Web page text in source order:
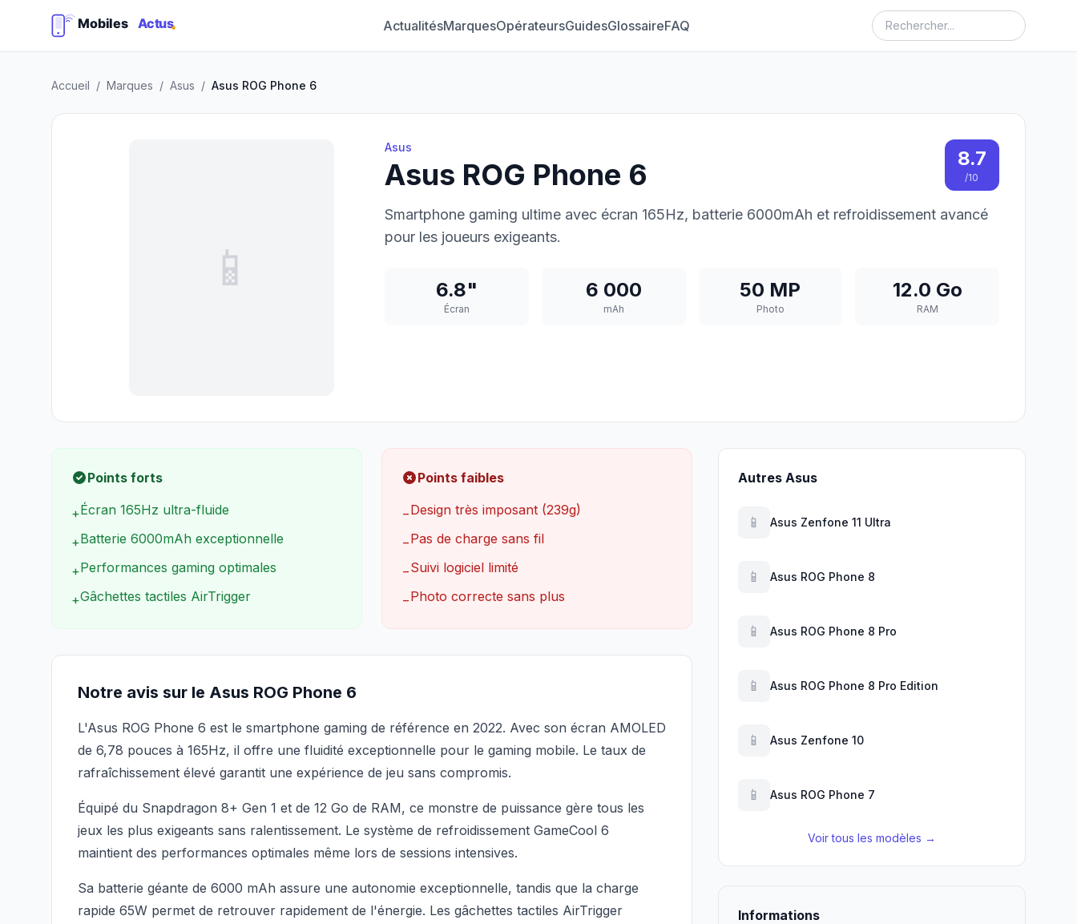
ActualitésMarquesOpérateursGuidesGlossaireFAQ
Accueil / Marques / Asus / Asus ROG Phone 6
📱
Asus
Asus ROG Phone 6 8.7
/10
Smartphone gaming ultime avec écran 165Hz, batterie 6000mAh et refroidissement avancé
pour les joueurs exigeants.
6.8"
Écran
6 000
mAh
50 MP
Photo
12.0 Go
RAM
Points forts
+Écran 165Hz ultra-fluide
+Batterie 6000mAh exceptionnelle
+Performances gaming optimales
+Gâchettes tactiles AirTrigger
Points faibles
−Design très imposant (239g)
−Pas de charge sans fil
−Suivi logiciel limité
−Photo correcte sans plus
Notre avis sur le Asus ROG Phone 6
L'Asus ROG Phone 6 est le smartphone gaming de référence en 2022. Avec son écran AMOLED
de 6,78 pouces à 165Hz, il offre une fluidité exceptionnelle pour le gaming mobile. Le taux de
rafraîchissement élevé garantit une expérience de jeu sans compromis.
Équipé du Snapdragon 8+ Gen 1 et de 12 Go de RAM, ce monstre de puissance gère tous les
jeux les plus exigeants sans ralentissement. Le système de refroidissement GameCool 6
maintient des performances optimales même lors de sessions intensives.
Sa batterie géante de 6000 mAh assure une autonomie exceptionnelle, tandis que la charge
rapide 65W permet de retrouver rapidement de l'énergie. Les gâchettes tactiles AirTrigger
Autres Asus
📱 Asus Zenfone 11 Ultra
📱 Asus ROG Phone 8
📱 Asus ROG Phone 8 Pro
📱 Asus ROG Phone 8 Pro Edition
📱 Asus Zenfone 10
📱 Asus ROG Phone 7
Voir tous les modèles →
Informations